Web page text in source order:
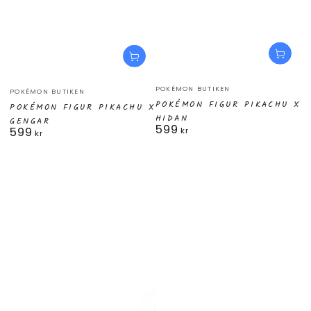
Säljare:
POKÉMON BUTIKEN
POKÉMON FIGUR PIKACHU X
GENGAR
Ordinarie
599 kr
Säljare:
POKÉMON BUTIKEN
POKÉMON FIGUR PIKACHU X
HIDAN
Ordinarie
599 kr